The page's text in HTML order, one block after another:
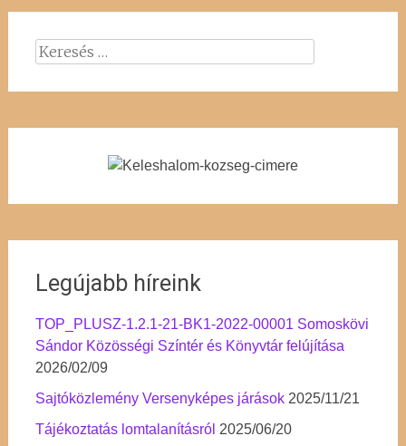
Keresés:
Legújabb híreink
TOP_PLUSZ-1.2.1-21-BK1-2022-00001 Somoskövi
Sándor Közösségi Színtér és Könyvtár felújítása
2026/02/09
Sajtóközlemény Versenyképes járások 2025/11/21
Tájékoztatás lomtalanításról 2025/06/20